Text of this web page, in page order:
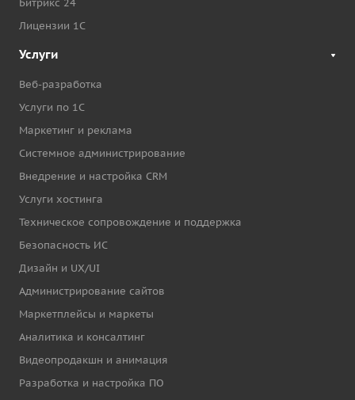
Битрикс 24
Лицензии 1С
Услуги
Веб-разработка
Услуги по 1С
Маркетинг и реклама
Системное администрирование
Внедрение и настройка CRM
Услуги хостинга
Техническое сопровождение и поддержка
Безопасность ИС
Дизайн и UX/UI
Администрирование сайтов
Маркетплейсы и маркеты
Аналитика и консалтинг
Видеопродакшн и анимация
Разработка и настройка ПО